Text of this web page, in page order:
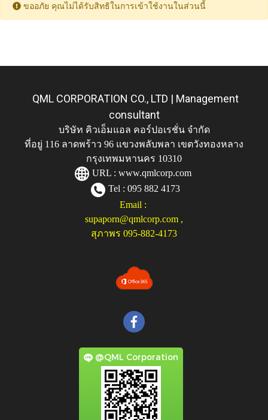
ขออภัย คุณไม่ได้รับสิทธิในการเข้าใช้งานในส่วนนี้
QML CORPORATION CO., LTD | Management
consultant
บริษัท คิวเอ็มแอล คอร์ปอเรชั่น จำกัด
ที่อยู่ 116 ลาดพร้าว 96 แขวงพลับพลา เขตวังทองหลาง
กรุงเทพมหานคร 10310
URL : www.qmlcorp.com
Tel : 095 882 4173
Email :
supaporn@qmlcorp.com ,
สุภาพร 095-882-4173
@QML Corporation